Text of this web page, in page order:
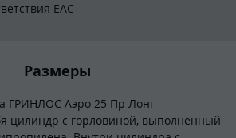
EAC
Размеры
ГРИНЛОС Аэро 25 Пр Лонг
цилиндр с горловиной, выполненный